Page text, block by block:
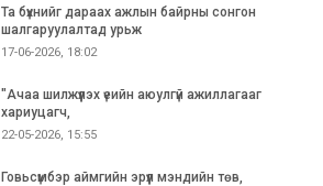
Та бүхнийг дараах ажлын байрны сонгон
шалгаруулалтад урьж
17-06-2026, 18:02
"Ачаа шилжүүлэх үеийн аюулгүй ажиллагааг
хариуцагч,
22-05-2026, 15:55
Говьсүмбэр аймгийн эрүүл мэндийн төв,